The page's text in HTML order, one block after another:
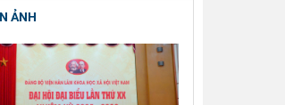
an ninh chuỗi cung ứng và
mô của
thực hành của các học giả
ẢNH